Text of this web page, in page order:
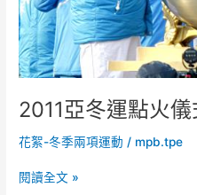
2011亞冬運點火儀
花絮-冬季兩項運動 / mpb.tpe
閱讀全文 »